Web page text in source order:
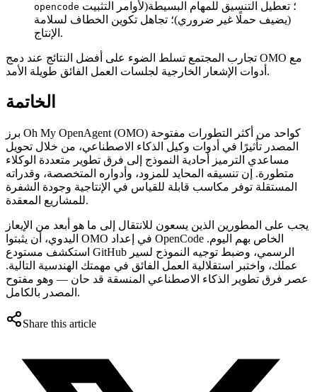
opencode
(يضيف حملًا غير ضروري)؛ تجاهل تكوين الخطاف لسلامة
الإنتاج.
تجارب المجتمع تسلط الضوء على أفضل النتائج عند دمج OMO مع
أدوات الإشعار الخارجية لجلسات العمل الفائق طويلة الأمد.
الخاتمة
برز Oh My OpenAgent (OMO) كواحد من أكثر التطورات مفتوحة
المصدر تأثيرًا في أدوات وكيل الذكاء الاصطناعي، من خلال تحويل
مساعدي الترميز أحادية النموذج إلى فرق تطوير متعددة الوكلاء
متطورة. إن تنسيقه المحايد للمزود، وأدواره المتخصصة، وقدراته
المستقلة توفر مكاسب قابلة للقياس في الإنتاجية وجودة الشفرة
للمشاريع المعقدة.
يجب على المطورين الذين يسعون للانتقال إلى ما هو أبعد من الإيعاز
اليدوي، أن يثبتوا OMO في إعداد OpenCode الخاص بهم اليوم.
استكشف مستودع GitHub الرسمي، وضبط توجيه النموذج لسير
عملك، واختبر استقلالية العمل الفائق في مهمتك الهندسية التالية.
عصر فرق تطوير الذكاء الاصطناعي المنسقة قد حان — وهو مفتوح
المصدر بالكامل.
Share this article